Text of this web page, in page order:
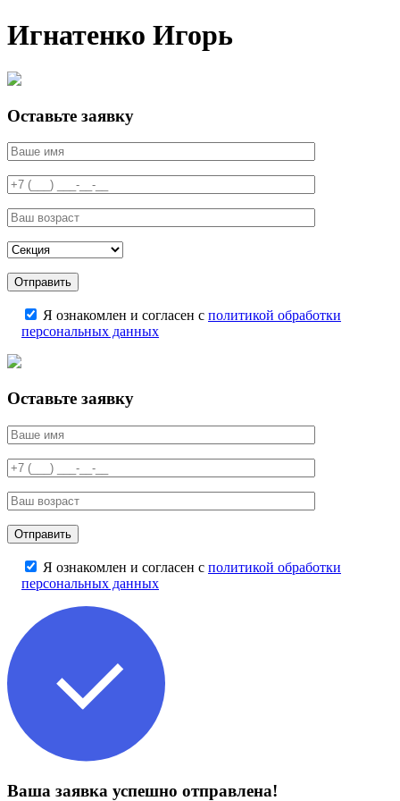
Игнатенко Игорь
Оставьте заявку
Я ознакомлен и согласен с политикой обработки
персональных данных
Оставьте заявку
Я ознакомлен и согласен с политикой обработки
персональных данных
Ваша заявка успешно отправлена!